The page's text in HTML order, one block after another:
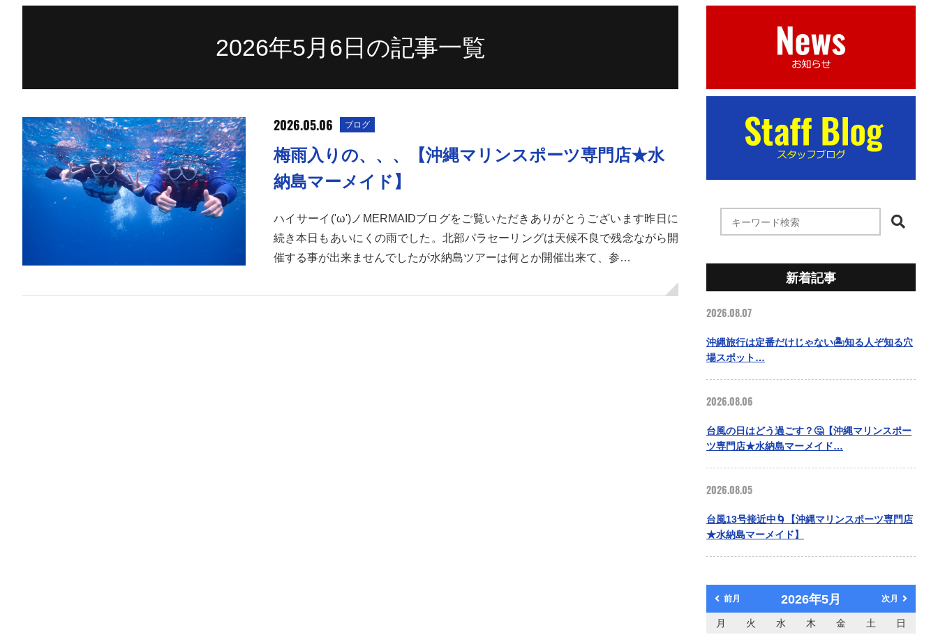
2026年5月6日の記事一覧
2026.05.06 ブログ
梅雨入りの、、、【沖縄マリンスポーツ専門店★水
納島マーメイド】
ハイサーイ('ω')ノMERMAIDブログをご覧いただきありがとうございます昨日に
続き本日もあいにくの雨でした。北部パラセーリングは天候不良で残念ながら開
催する事が出来ませんでしたが水納島ツアーは何とか開催出来て、参…
新着記事
2026.08.07
沖縄旅行は定番だけじゃない🏝️知る人ぞ知る穴
場スポット…
2026.08.06
台風の日はどう過ごす？🤔【沖縄マリンスポー
ツ専門店★水納島マーメイド…
2026.08.05
台風13号接近中🌀【沖縄マリンスポーツ専門店
★水納島マーメイド】
前月 2026年5月 次月
月 火 水 木 金 土
日